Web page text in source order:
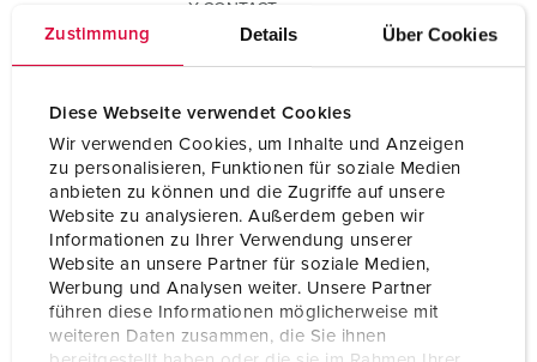
Zustimmung Details Über Cookies
Diese Webseite verwendet Cookies
Wir verwenden Cookies, um Inhalte und Anzeigen
zu personalisieren, Funktionen für soziale Medien
anbieten zu können und die Zugriffe auf unsere
Website zu analysieren. Außerdem geben wir
Informationen zu Ihrer Verwendung unserer
Website an unsere Partner für soziale Medien,
Werbung und Analysen weiter. Unsere Partner
führen diese Informationen möglicherweise mit
weiteren Daten zusammen, die Sie ihnen
X-CONTACT
335 g
CB Zertifikat
VDE